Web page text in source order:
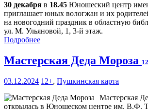
30 декабря в 18.45 Юношеский центр
приглашает юных вологжан и их
на новогодний праздник в областную
ул. М. Ульяновой, 1, 3-й этаж.
Подробнее
Мастерская Деда Мороза
03.12.2024 12+, Пушкинская карта
Мастерская
открылась в Юношеском центре им. В.Ф.